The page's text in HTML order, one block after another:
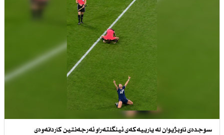
سوجدەی ناوبژیوان لە یارییەكەی ئینگلتەراو ئەرجەنتین كاردانەوەی